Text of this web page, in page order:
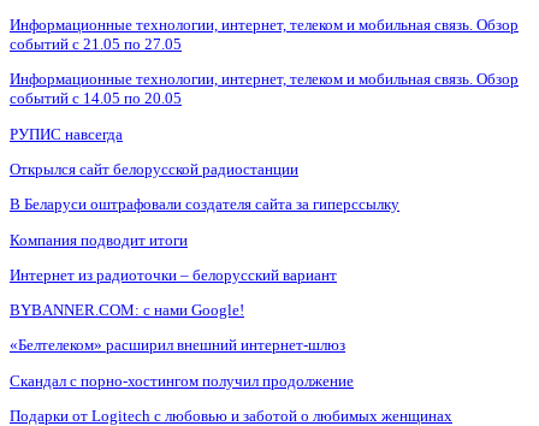
Информационные технологии, интернет, телеком и мобильная связь. Обзор
событий с 21.05 по 27.05
Информационные технологии, интернет, телеком и мобильная связь. Обзор
событий с 14.05 по 20.05
РУПИС навсегда
Открылся сайт белорусской радиостанции
В Беларуси оштрафовали создателя сайта за гиперссылку
Компания подводит итоги
Интернет из радиоточки – белорусский вариант
BYBANNER.COM: c нами Google!
«Белтелеком» расширил внешний интернет-шлюз
Скандал с порно-хостингом получил продолжение
Подарки от Logitech с любовью и заботой о любимых женщинах